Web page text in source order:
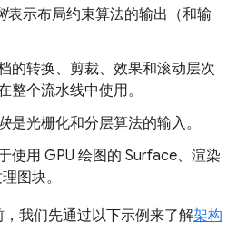
表示布局约束算法的输出（和输
的转换、剪裁、效果和滚动层次
整个流水线中使用。
是光栅化和分层算法的输入。
使用 GPU 绘图的 Surface、渲染
图块。
我们先通过以下示例来了解架构